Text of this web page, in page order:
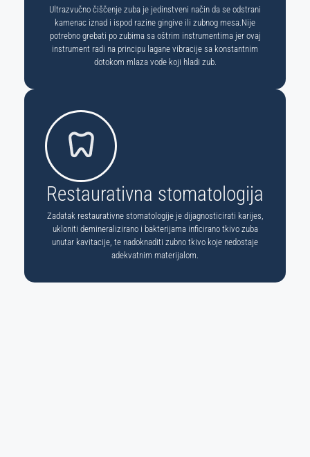
Ultrazvučno čiščenje zuba je jedinstveni način da se odstrani
kamenac iznad i ispod razine gingive ili zubnog mesa.Nije
potrebno grebati po zubima sa oštrim instrumentima jer ovaj
instrument radi na principu lagane vibracije sa konstantnim
dotokom mlaza vode koji hladi zub.
Restaurativna stomatologija
Zadatak restaurativne stomatologije je dijagnosticirati karijes,
ukloniti demineralizirano i bakterijama inficirano tkivo zuba
unutar kavitacije, te nadoknaditi zubno tkivo koje nedostaje
adekvatnim materijalom.